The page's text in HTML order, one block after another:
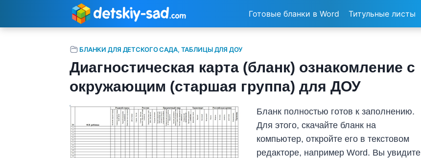
Готовые бланки в Word Титульные листы
БЛАНКИ ДЛЯ ДЕТСКОГО САДА, ТАБЛИЦЫ ДЛЯ ДОУ
Диагностическая карта (бланк) ознакомление с
окружающим (старшая группа) для ДОУ
Бланк полностью готов к заполнению.
Для этого, скачайте бланк на
компьютер, откройте его в текстовом
редакторе, например Word. Вы увидите